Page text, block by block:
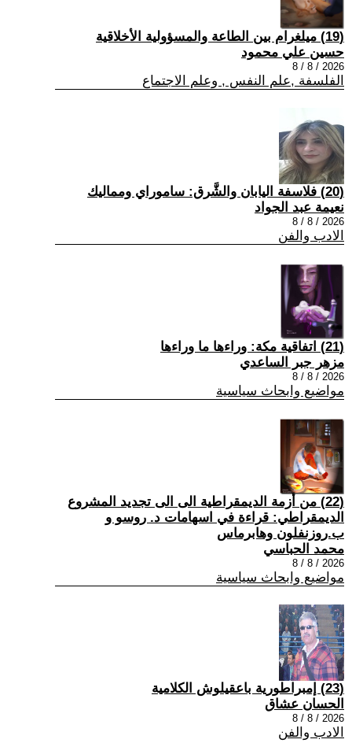
(19) ميلغرام بين الطاعة والمسؤولية الأخلاقية
حسين علي محمود
2026 / 8 / 8
الفلسفة ,علم النفس , وعلم الاجتماع
(20) فلاسفة اليابان والشَّرق: ساموراي ومماليك
نعيمة عبد الجواد
2026 / 8 / 8
الادب والفن
(21) اتفاقية مكة: وراءها ما وراءها
مزهر جبر الساعدي
2026 / 8 / 8
مواضيع وابحاث سياسية
(22) من أزمة الديمقراطية الى الى تجديد المشروع
الديمقراطي: قراءة في اسهامات د. روسو و
ب.روزنفلون وهابرماس
محمد الحباسي
2026 / 8 / 8
مواضيع وابحاث سياسية
(23) إمبراطورية باعقيلوش الكلامية
الحسان عشاق
2026 / 8 / 8
الادب والفن